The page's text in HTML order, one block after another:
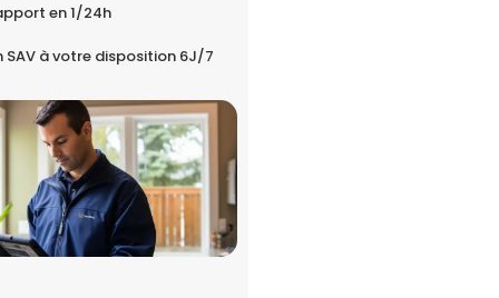
en 1/24h
SAV à votre disposition 6J/7